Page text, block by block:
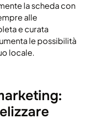
la scheda con
alle
e curata
le possibilità
locale.